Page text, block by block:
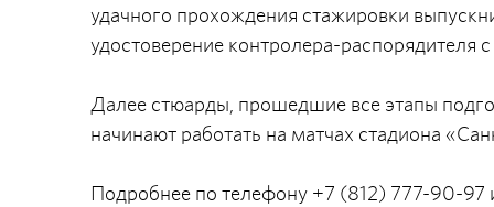
удачного прохождения стажировки
удостоверение контролера-распорядителя
Далее стюарды, прошедшие все этапы
начинают работать на матчах стадиона
Подробнее по телефону +7 (812) 777-90-97